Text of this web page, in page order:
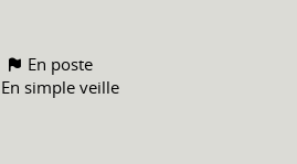
En poste
En simple veille